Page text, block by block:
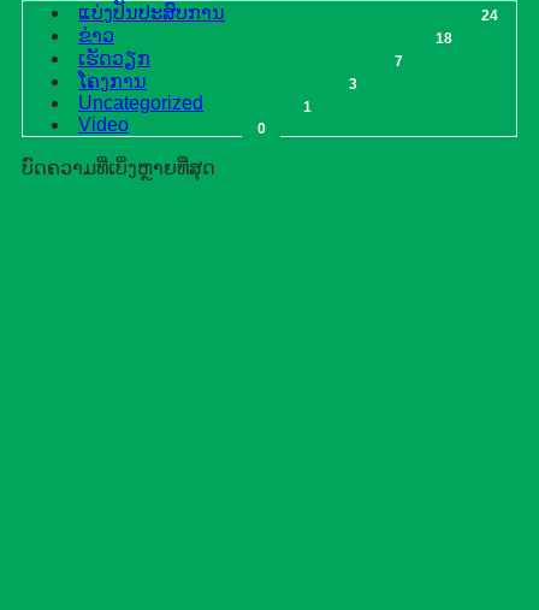
ແບ່ງປັນປະສົບການ 24
ຂ່າວ 18
ເຮັດວຽກ 7
ໂຄງການ 3
Uncategorized 1
Video 0
ບົດຄວາມທີ່ເບິ່ງຫຼາຍທີ່ສຸດ